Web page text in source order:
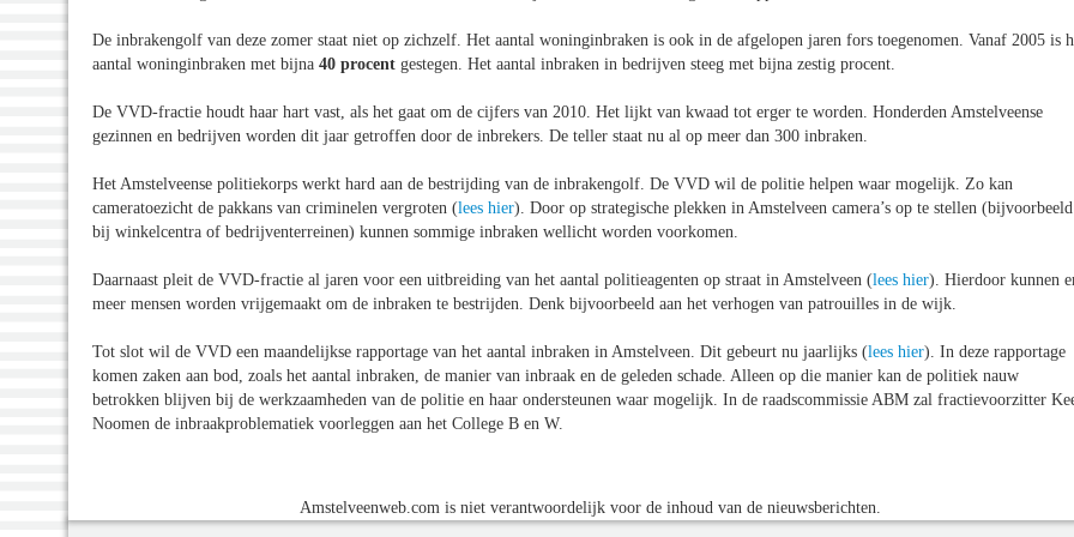
De inbrakengolf van deze zomer staat niet op zichzelf. Het aantal woninginbraken is ook in de afgelopen jaren fors toegenomen. Vanaf 2005 is
aantal woninginbraken met bijna 40 procent gestegen. Het aantal inbraken in bedrijven steeg met bijna zestig procent.
De VVD-fractie houdt haar hart vast, als het gaat om de cijfers van 2010. Het lijkt van kwaad tot erger te worden. Honderden Amstelveense
gezinnen en bedrijven worden dit jaar getroffen door de inbrekers. De teller staat nu al op meer dan 300 inbraken.
Het Amstelveense politiekorps werkt hard aan de bestrijding van de inbrakengolf. De VVD wil de politie helpen waar mogelijk. Zo kan
cameratoezicht de pakkans van criminelen vergroten (lees hier). Door op strategische plekken in Amstelveen camera’s op te stellen (bijvoorbeeld
bij winkelcentra of bedrijventerreinen) kunnen sommige inbraken wellicht worden voorkomen.
Daarnaast pleit de VVD-fractie al jaren voor een uitbreiding van het aantal politieagenten op straat in Amstelveen (lees hier). Hierdoor kunnen
meer mensen worden vrijgemaakt om de inbraken te bestrijden. Denk bijvoorbeeld aan het verhogen van patrouilles in de wijk.
Tot slot wil de VVD een maandelijkse rapportage van het aantal inbraken in Amstelveen. Dit gebeurt nu jaarlijks (lees hier). In deze rapportage
komen zaken aan bod, zoals het aantal inbraken, de manier van inbraak en de geleden schade. Alleen op die manier kan de politiek nauw
betrokken blijven bij de werkzaamheden van de politie en haar ondersteunen waar mogelijk. In de raadscommissie ABM zal fractievoorzitter
Noomen de inbraakproblematiek voorleggen aan het College B en W.
Amstelveenweb.com is niet verantwoordelijk voor de inhoud van de nieuwsberichten.